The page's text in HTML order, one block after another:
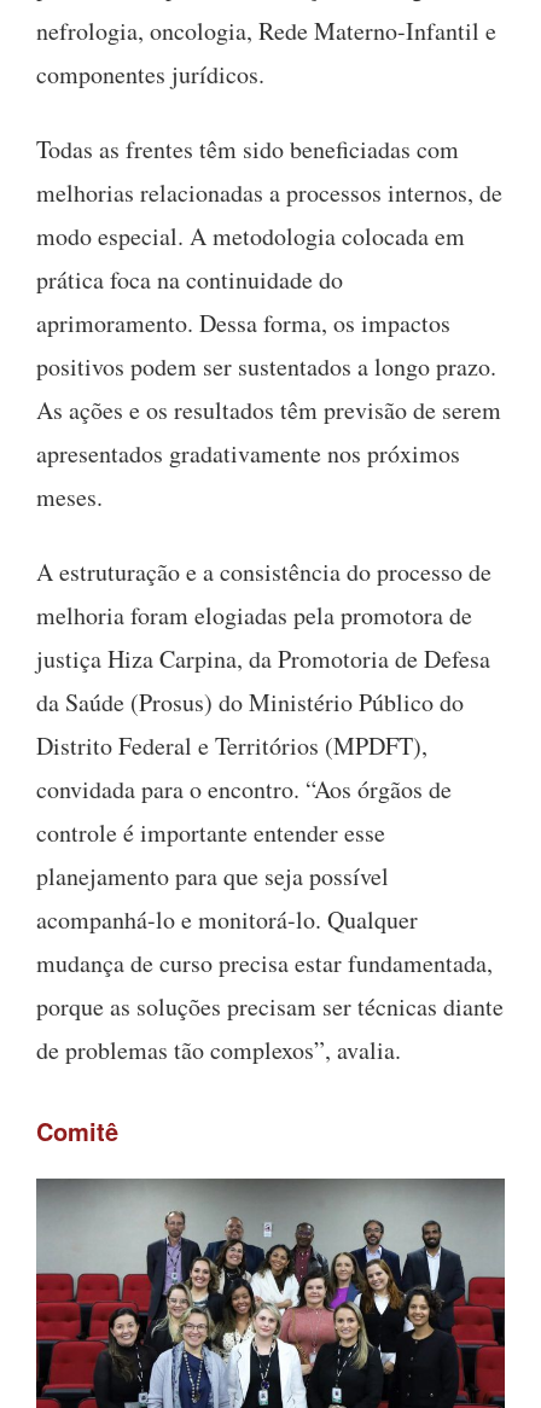
nefrologia, oncologia, Rede Materno-Infantil e
componentes jurídicos.
Todas as frentes têm sido beneficiadas com
melhorias relacionadas a processos internos, de
modo especial. A metodologia colocada em
prática foca na continuidade do
aprimoramento. Dessa forma, os impactos
positivos podem ser sustentados a longo prazo.
As ações e os resultados têm previsão de serem
apresentados gradativamente nos próximos
meses.
A estruturação e a consistência do processo de
melhoria foram elogiadas pela promotora de
justiça Hiza Carpina, da Promotoria de Defesa
da Saúde (Prosus) do Ministério Público do
Distrito Federal e Territórios (MPDFT),
convidada para o encontro. “Aos órgãos de
controle é importante entender esse
planejamento para que seja possível
acompanhá-lo e monitorá-lo. Qualquer
mudança de curso precisa estar fundamentada,
porque as soluções precisam ser técnicas diante
de problemas tão complexos”, avalia.
Comitê